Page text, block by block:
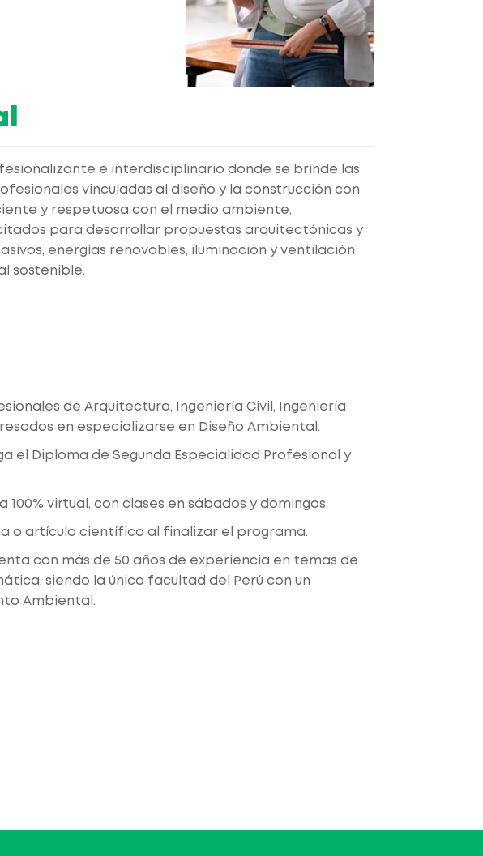
e interdisciplinario donde se brinde las
vinculadas al diseño y la construcción con
y respetuosa con el medio ambiente,
para desarrollar propuestas arquitectónicas y
energías renovables, iluminación y ventilación
sostenible.
de Arquitectura, Ingeniería Civil, Ingeniería
en especializarse en Diseño Ambiental.
el Diploma de Segunda Especialidad Profesional y
virtual, con clases en sábados y domingos.
o artículo científico al finalizar el programa.
con más de 50 años de experiencia en temas de
siendo la única facultad del Perú con un
Ambiental.